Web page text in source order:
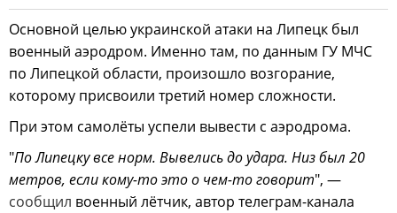
Основной целью украинской атаки на Липецк был
военный аэродром. Именно там, по данным ГУ МЧС
по Липецкой области, произошло возгорание,
которому присвоили третий номер сложности.
При этом самолёты успели вывести с аэродрома.
"По Липецку все норм. Вывелись до удара. Низ был 20
метров, если кому-то это о чем-то говорит", —
сообщил военный лётчик, автор телеграм-канала